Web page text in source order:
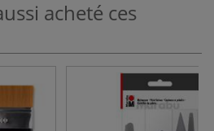
acheté ces